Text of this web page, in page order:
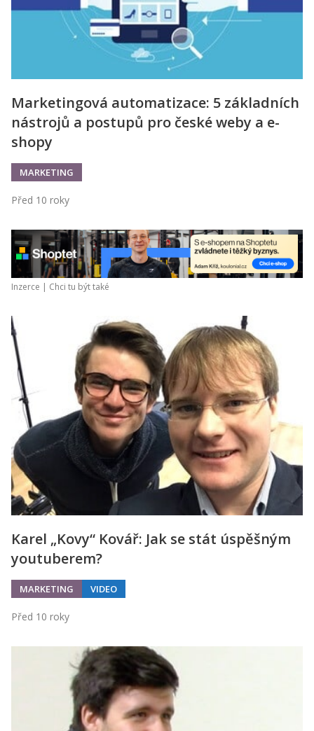
Marketingová automatizace: 5 základních
nástrojů a postupů pro české weby a e-
shopy
MARKETING
Před 10 roky
Inzerce | Chci tu být také
Karel „Kovy“ Kovář: Jak se stát úspěšným
youtuberem?
MARKETING VIDEO
Před 10 roky